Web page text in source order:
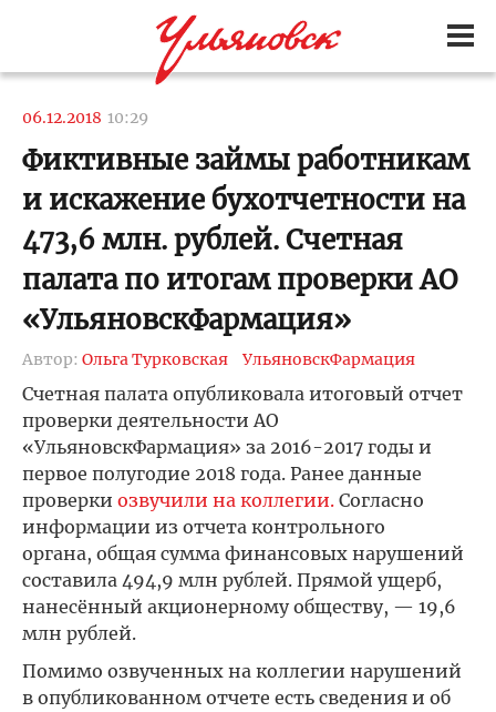
06.12.2018 10:29
Фиктивные займы работникам
и искажение бухотчетности на
473,6 млн. рублей. Счетная
палата по итогам проверки АО
«УльяновскФармация»
Автор: Ольга Турковская УльяновскФармация
Счетная палата опубликовала итоговый отчет
проверки деятельности АО
«УльяновскФармация» за 2016-2017 годы и
первое полугодие 2018 года. Ранее данные
проверки озвучили на коллегии. Согласно
информации из отчета контрольного
органа, общая сумма финансовых нарушений
составила 494,9 млн рублей. Прямой ущерб,
нанесённый акционерному обществу, — 19,6
млн рублей.
Помимо озвученных на коллегии нарушений
в опубликованном отчете есть сведения и об